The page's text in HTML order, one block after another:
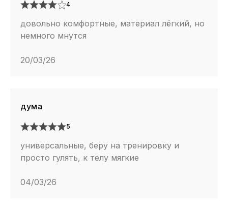
4
довольно комфортные, материал лёгкий, но
немного мнутся
20/03/26
дума
5
универсальные, беру на тренировку и
просто гулять, к телу мягкие
04/03/26